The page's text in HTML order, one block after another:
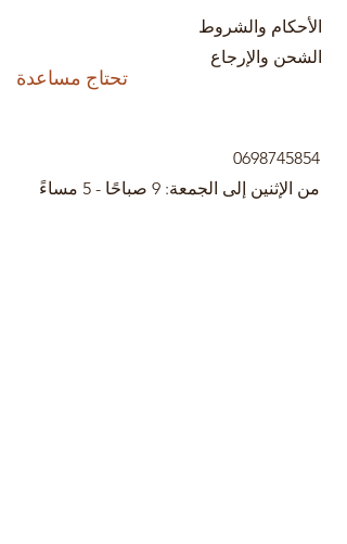
الأحكام والشروط
الشحن والإرجاع
تحتاج مساعدة
0698745854
من الإثنين إلى الجمعة: 9 صباحًا - 5 مساءً